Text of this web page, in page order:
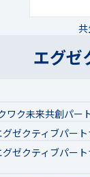
エグゼ
ワク未来共創パー
グゼクティブパー
グゼクティブパー